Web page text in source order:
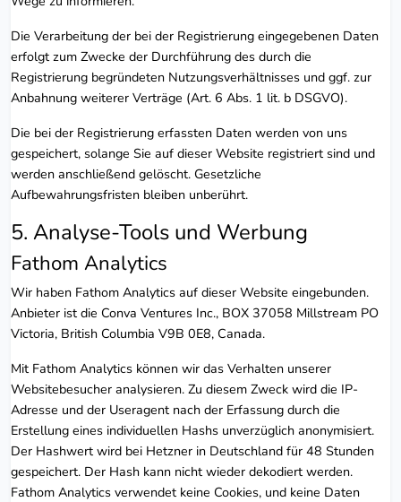
Die Verarbeitung der bei der Registrierung eingegebenen Daten
erfolgt zum Zwecke der Durchführung des durch die
Registrierung begründeten Nutzungsverhältnisses und ggf. zur
Anbahnung weiterer Verträge (Art. 6 Abs. 1 lit. b DSGVO).
Die bei der Registrierung erfassten Daten werden von uns
gespeichert, solange Sie auf dieser Website registriert sind und
werden anschließend gelöscht. Gesetzliche
Aufbewahrungsfristen bleiben unberührt.
5. Analyse-Tools und Werbung
Fathom Analytics
Wir haben Fathom Analytics auf dieser Website eingebunden.
Anbieter ist die Conva Ventures Inc., BOX 37058 Millstream PO
Victoria, British Columbia V9B 0E8, Canada.
Mit Fathom Analytics können wir das Verhalten unserer
Websitebesucher analysieren. Zu diesem Zweck wird die IP-
Adresse und der Useragent nach der Erfassung durch die
Erstellung eines individuellen Hashs unverzüglich anonymisiert.
Der Hashwert wird bei Hetzner in Deutschland für 48 Stunden
gespeichert. Der Hash kann nicht wieder dekodiert werden.
Fathom Analytics verwendet keine Cookies, und keine Daten